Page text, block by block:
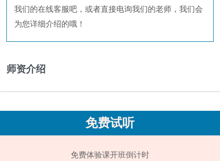
我们的在线客服吧，或者直接电询我们的老师，我们会
为您详细介绍的哦！
师资介绍
免费试听
免费体验课开班倒计时